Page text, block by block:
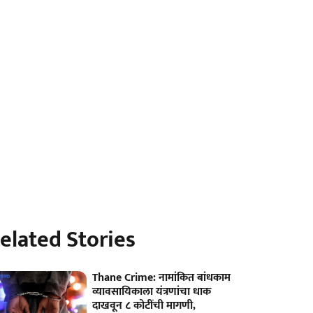
Stories
Thane Crime: नामांकित बांधकाम
व्यावसायिकाला यंत्रणांचा धाक
दाखवून ८ कोटींची मागणी,